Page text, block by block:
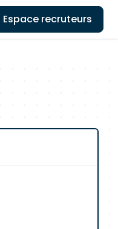
Espace recruteurs